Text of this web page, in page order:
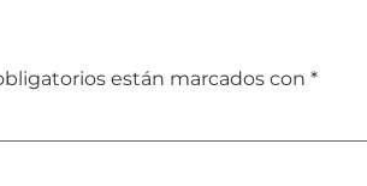
están marcados con *